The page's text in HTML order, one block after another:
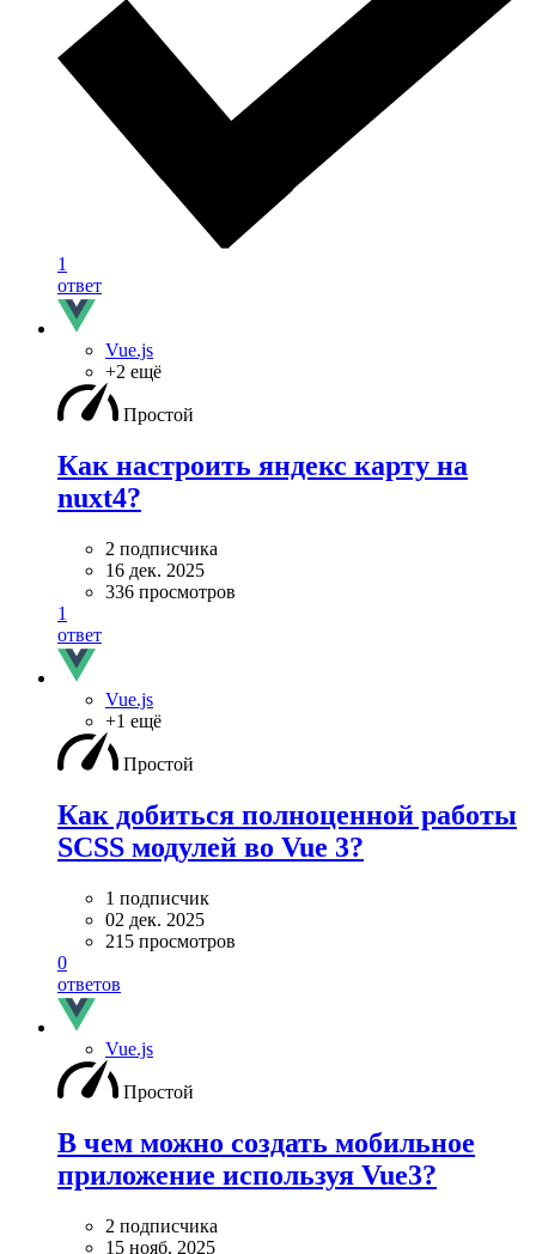
1
ответ
Vue.js
+2 ещё
Простой
Как настроить яндекс карту на
nuxt4?
2 подписчика
16 дек. 2025
336 просмотров
1
ответ
Vue.js
+1 ещё
Простой
Как добиться полноценной работы
SCSS модулей во Vue 3?
1 подписчик
02 дек. 2025
215 просмотров
0
ответов
Vue.js
Простой
В чем можно создать мобильное
приложение используя Vue3?
2 подписчика
15 нояб. 2025